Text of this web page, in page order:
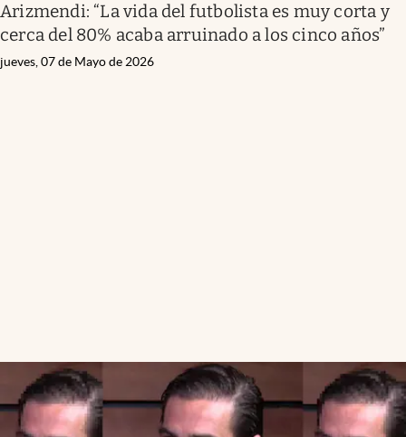
Arizmendi: “La vida del futbolista es muy corta y
cerca del 80% acaba arruinado a los cinco años”
jueves, 07 de Mayo de 2026